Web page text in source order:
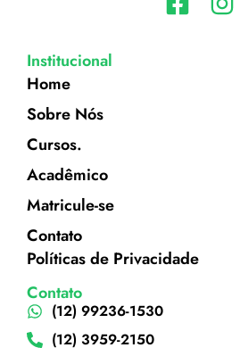
Institucional
Home
Sobre Nós
Cursos.
Acadêmico
Matricule-se
Contato
Políticas de Privacidade
Contato
(12) 99236-1530
(12) 3959-2150